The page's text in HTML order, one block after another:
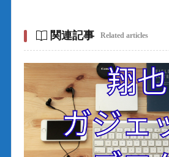
関連記事 Related articles